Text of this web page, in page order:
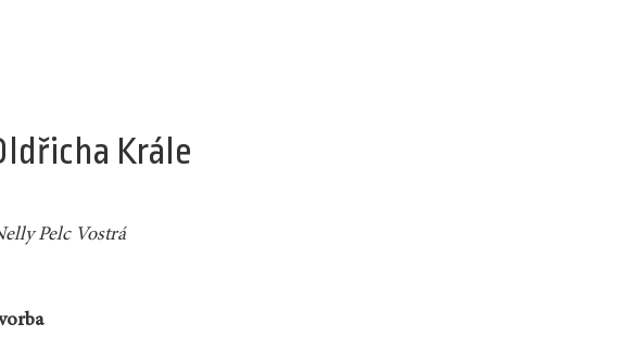
Krále
Pelc Vostrá